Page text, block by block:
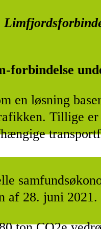
en løsning
Tillige er
af 28. juni 2021.